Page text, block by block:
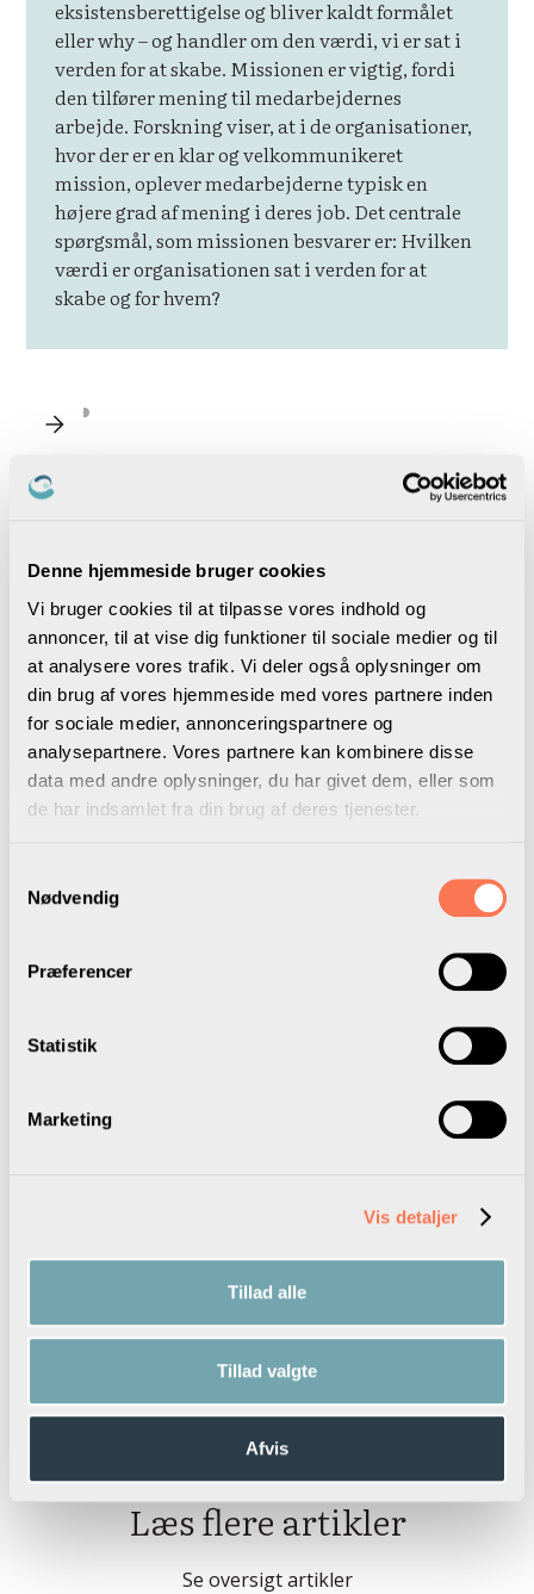
Denne hjemmeside bruger cookies
Vi bruger cookies til at tilpasse vores indhold og
annoncer, til at vise dig funktioner til sociale medier og til
at analysere vores trafik. Vi deler også oplysninger om
din brug af vores hjemmeside med vores partnere inden
for sociale medier, annonceringspartnere og
analysepartnere. Vores partnere kan kombinere disse
data med andre oplysninger, du har givet dem, eller som
de har indsamlet fra din brug af deres tjenester.
Nødvendig
Præferencer
Statistik
Marketing
Vis detaljer
Tillad alle
Tillad valgte
Afvis
eksistensberettigelse og bliver kaldt formålet
eller why – og handler om den værdi, vi er sat i
verden for at skabe. Missionen er vigtig, fordi
den tilfører mening til medarbejdernes
arbejde. Forskning viser, at i de organisationer,
hvor der er en klar og velkommunikeret
mission, oplever medarbejderne typisk en
højere grad af mening i deres job. Det centrale
spørgsmål, som missionen besvarer er: Hvilken
værdi er organisationen sat i verden for at
skabe og for hvem?
Om Christian Nyvang
konsulentvirksomheden LEAD og forfatter til
flere ledelsesbøger – senest bogen: “Er der
med vision, mission, værdier og strategier”,
Læs flere artikler
Se oversigt artikler